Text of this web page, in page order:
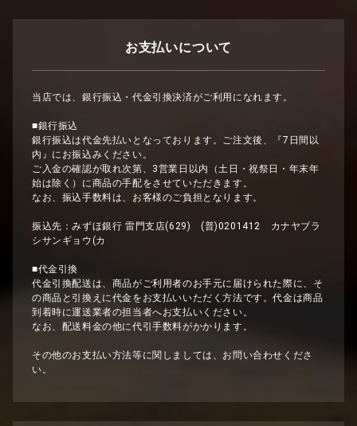
お支払いについて
当店では、銀行振込・代金引換決済がご利用になれます。
■銀行振込
銀行振込は代金先払いとなっております。ご注文後、『7日間以
内』にお振込みください。
ご入金の確認が取れ次第、3営業日以内（土日・祝祭日・年末年
始は除く）に商品の手配をさせていただきます。
なお、振込手数料は、お客様のご負担となります。
振込先：みずほ銀行 雷門支店(629) (普)0201412 カナヤブラ
シサンギョウ(カ
■代金引換
代金引換配送は、商品がご利用者のお手元に届けられた際に、そ
の商品と引換えに代金をお支払いいただく方法です。代金は商品
到着時に運送業者の担当者へお支払いください。
なお、配送料金の他に代引手数料がかかります。
その他のお支払い方法等に関しましては、お問い合わせくださ
い。